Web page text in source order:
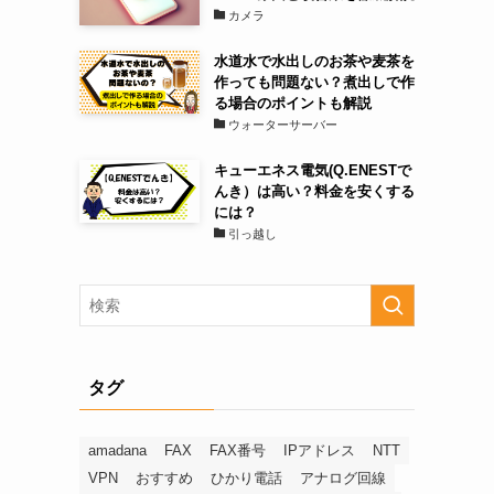
カメラ
水道水で水出しのお茶や麦茶を
作っても問題ない？煮出しで作
る場合のポイントも解説
ウォーターサーバー
キューエネス電気(Q.ENESTで
んき）は高い？料金を安くする
には？
引っ越し
タグ
amadana FAX FAX番号 IPアドレス
NTT
VPN
おすすめ ひかり電話 アナログ回線